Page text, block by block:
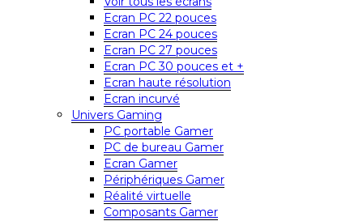
Ecran PC 22 pouces
Ecran PC 24 pouces
Ecran PC 27 pouces
Ecran PC 30 pouces et +
Ecran haute résolution
Ecran incurvé
Univers Gaming
PC portable Gamer
PC de bureau Gamer
Ecran Gamer
Périphériques Gamer
Réalité virtuelle
Composants Gamer